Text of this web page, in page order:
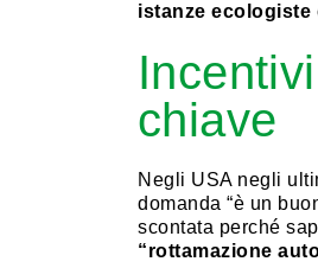
istanze ecologiste
chiave
Negli USA negli
domanda “è un
scontata perché
“rottamazione